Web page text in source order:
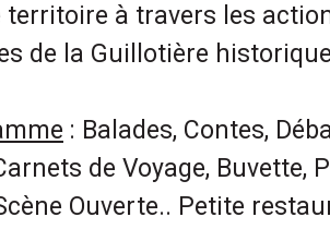
territoire à travers les
de la Guillotière
: Balades, Contes,
de Voyage, Buvette,
Ouverte.. Petite